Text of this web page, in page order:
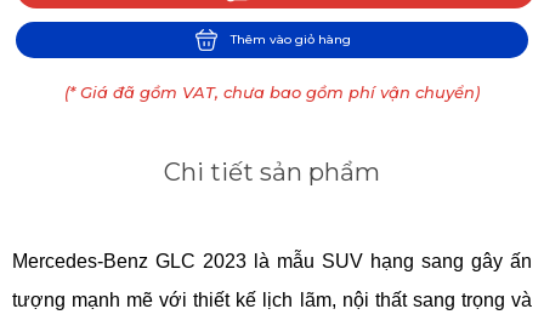
Thêm vào giỏ hàng
(* Giá đã gồm VAT, chưa bao gồm phí vận chuyển)
Chi tiết sản phẩm
Mercedes-Benz GLC 2023 là mẫu SUV hạng sang gây ấn
tượng mạnh mẽ với thiết kế lịch lãm, nội thất sang trọng và